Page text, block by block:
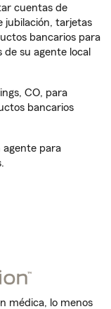
cuentas de
jubilación, tarjetas
bancarios para
de su agente local
CO, para
bancarios
agente para
médica, lo menos